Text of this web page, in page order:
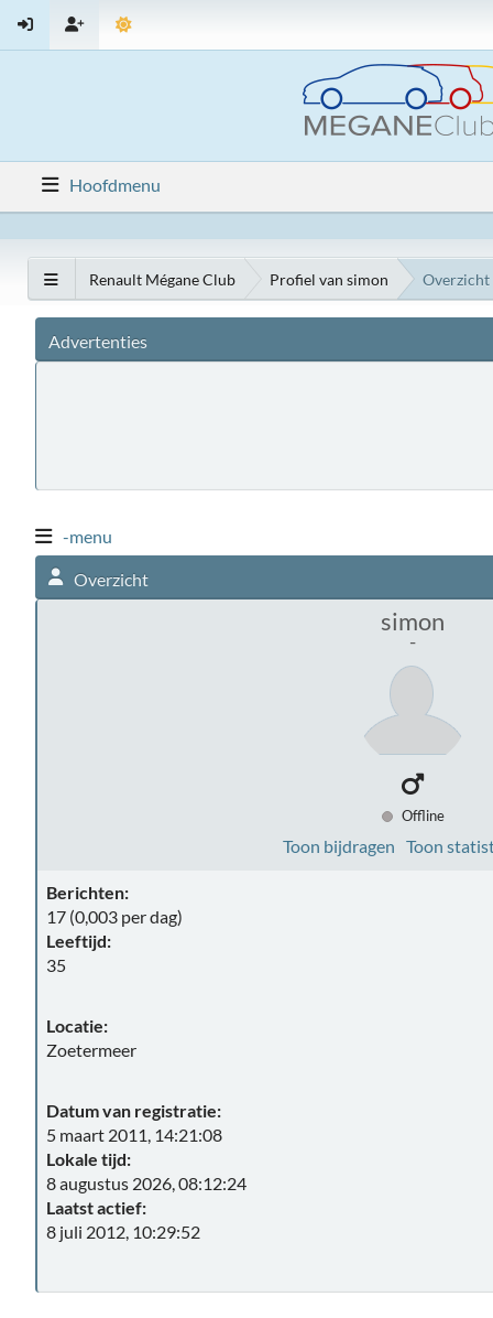
Hoofdmenu
Renault Mégane Club Profiel van simon Overzicht
Advertenties
-menu
Overzicht
simon
-
Offline
Toon bijdragen Toon
Berichten:
17 (0,003 per dag)
Leeftijd:
35
Locatie:
Zoetermeer
Datum van registratie:
5 maart 2011, 14:21:08
Lokale tijd:
8 augustus 2026, 08:12:24
Laatst actief:
8 juli 2012, 10:29:52